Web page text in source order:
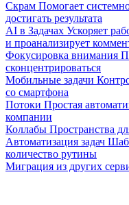
Скрам Помогает
достигать результата
AI в Задачах Ускоряет
и проанализирует
Фокусировка внимания
сконцентрироваться
Мобильные задачи
со смартфона
Потоки Простая
компании
Коллабы Пространства
Автоматизация задач
количество рутины
Миграция из других